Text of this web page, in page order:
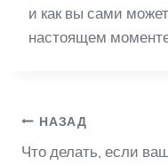
и как вы сами
настоящем
НАЗАД
Что делать, если